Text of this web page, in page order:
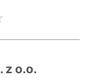
z o.o.